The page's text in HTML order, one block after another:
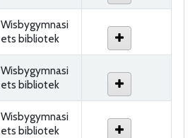
Wisbygymnasi
ets bibliotek
Wisbygymnasi
ets bibliotek
Wisbygymnasi
ets bibliotek